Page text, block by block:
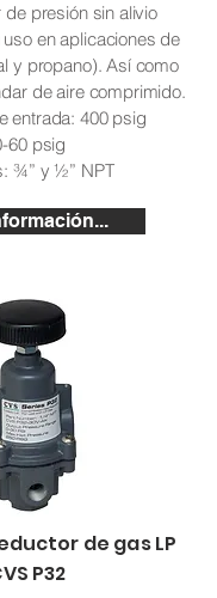
presión sin alivio
en aplicaciones de
y propano). Así como
de aire comprimido.
entrada: 400 psig
60 psig
¾” y ½” NPT
de gas LP
P32